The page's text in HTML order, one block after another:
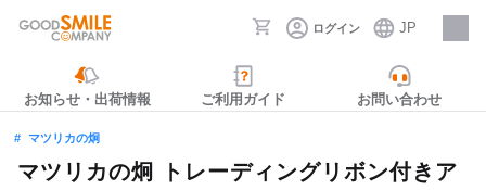
ログイン JP
採用情報
お知らせ・出荷情報 ご利用ガイド お問い合わせ
マツリカの炯
マツリカの炯 トレーディングリボン付きア